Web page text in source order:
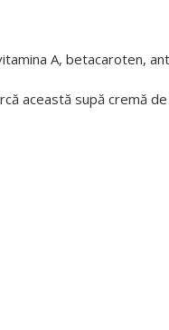
A, betacaroten,
această supă cremă